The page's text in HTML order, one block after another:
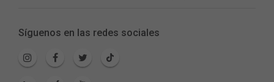
Síguenos en las redes sociales